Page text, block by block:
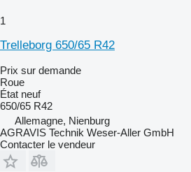
1
Trelleborg 650/65 R42
Prix sur demande
Roue
État neuf
650/65 R42
Allemagne, Nienburg
AGRAVIS Technik Weser-Aller GmbH
Contacter le vendeur